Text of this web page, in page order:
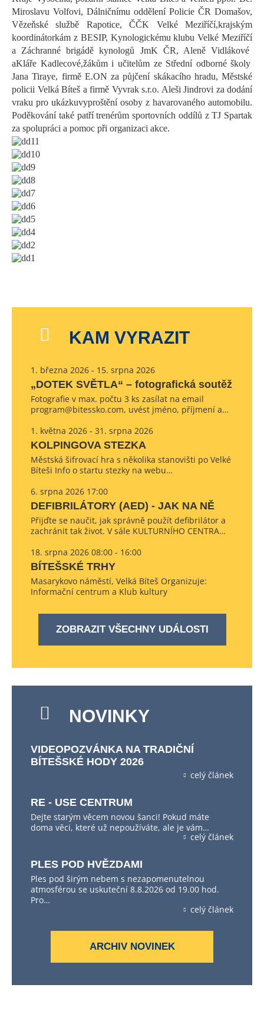
Miroslavu Volfovi, Dálničnímu oddělení Policie ČR Domašov,
Vězeňské službě Rapotice,ČČK Velké Meziříčí,krajským
koordinátorkám z BESIP, Kynologickému klubu Velké Meziříčí
a Záchrannébrigádě kynologů JmK ČR, Aleně Vidlákové
aKláře Kadlecové,žákůmi učitelům ze Střední odborné školy
JanaTiraye, firmě E.ON za půjčení skákacího hradu, Městské
policii Velká Bíteš a firmě Vyvraks.r.o. Aleši Jindrovi za dodání
vraku pro ukázkuvyproštění osoby z havarovaného automobilu.
Poděkování také patří trenérům sportovních oddílů z TJ Spartak
za spolupráci a pomoc při organizaci akce.
KAM VYRAZIT
1. března 2026 - 15. srpna 2026
„DOTEK SVĚTLA“ – fotografická soutěž
Fotografie v max. počtu 3 ks zasílat na email
program@bitessko.com, uvést jméno, příjmení a…
1. května 2026 - 31. srpna 2026
KOLPINGOVA STEZKA
Městská šifrovací hra s několika stanovišti po Velké
Bíteši Info o startu stezky na webu…
6. srpna 2026 17:00
DEFIBRILÁTORY (AED) - JAK NA NĚ
Přijďte se naučit, jak správně použít defibrilátor a
zachránit tak život. V sále KULTURNÍHO CENTRA…
18. srpna 2026 08:00 - 16:00
BÍTEŠSKÉ TRHY
Masarykovo náměstí, Velká Bíteš Organizuje:
Informační centrum a Klub kultury
ZOBRAZIT VŠECHNY UDÁLOSTI
NOVINKY
VIDEOPOZVÁNKA NA TRADIČNÍ
BÍTEŠSKÉ HODY 2026
celý článek
RE - USE CENTRUM
Dejte starým věcem novou šanci! Pokud máte
doma věci, které už nepoužíváte, ale je vám…
celý článek
PLES POD HVĚZDAMI
Ples pod širým nebem s nezapomenutelnou
atmosférou se uskuteční 8.8.2026 od 19.00 hod.
Pro…
celý článek
ARCHIV NOVINEK